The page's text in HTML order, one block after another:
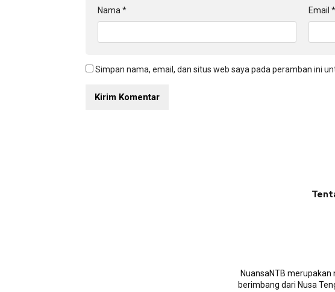
Nama * Email *
Simpan nama, email, dan situs web saya pada peramban ini
NuansaNTB
berimbang dari Nusa